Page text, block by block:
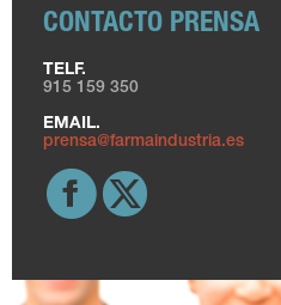
CONTACTO PRENSA
TELF.
915 159 350
EMAIL.
prensa@farmaindustria.es